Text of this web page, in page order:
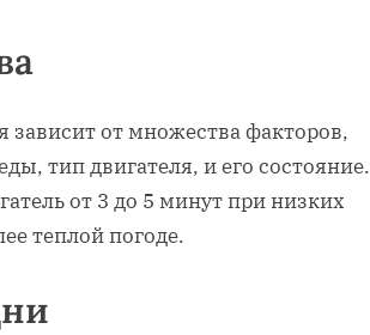
зависит от множества факторов,
тип двигателя, и его состояние.
от 3 до 5 минут при низких
теплой погоде.